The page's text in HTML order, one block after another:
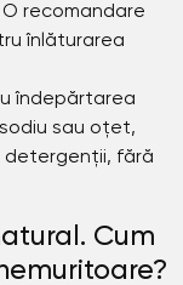
recomandare
înlăturarea
îndepărtarea
sau oțet,
detergenții, fără
Cum